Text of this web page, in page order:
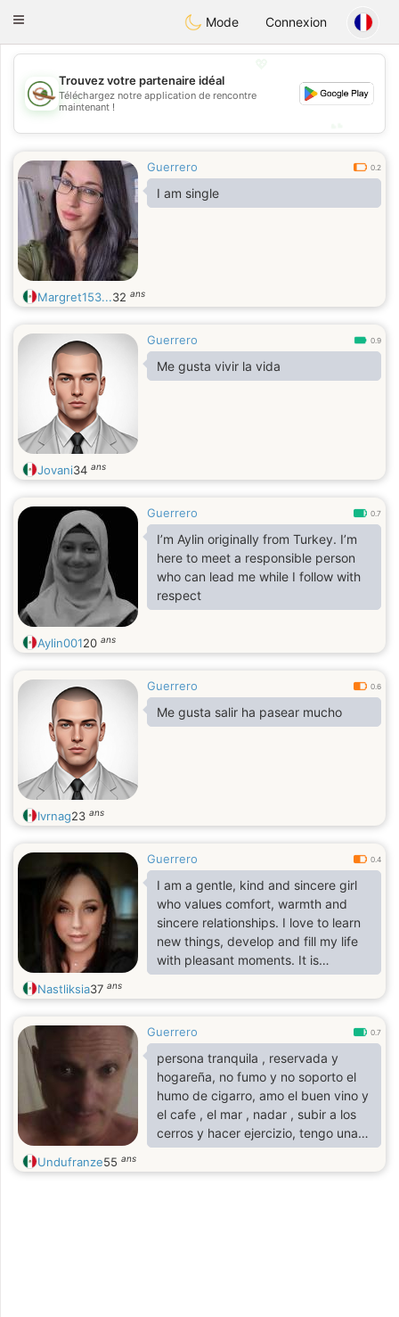
MexicoCitas
Toggle
Mode Connexion
💖
💕
Trouvez votre partenaire idéal
Téléchargez notre application de rencontre
maintenant !
Guerrero 0.2
I am single
Margret153...32 ans
Guerrero 0.9
Me gusta vivir la vida
Jovani34 ans
Guerrero 0.7
I’m Aylin originally from Turkey. I’m
here to meet a responsible person
who can lead me while I follow with
respect
Aylin00120 ans
Guerrero 0.6
Me gusta salir ha pasear mucho
Ivrnag23 ans
Guerrero 0.4
I am a gentle, kind and sincere girl
who values ​​comfort, warmth and
sincere relationships. I love to learn
new things, develop and fill my life
with pleasant moments. It is
important for me to have a person
next to me with whom I can laugh,
life.
Nastliksia37 ans
Guerrero 0.7
persona tranquila , reservada y
hogareña, no fumo y no soporto el
humo de cigarro, amo el buen vino y
el cafe , el mar , nadar , subir a los
cerros y hacer ejercizio, tengo una
gata negra y me gustan los cactus ,
la musica rock y el jazz,
Undufranze55 ans